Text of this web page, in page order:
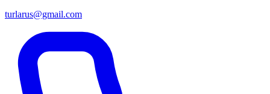
turlarus@gmail.com